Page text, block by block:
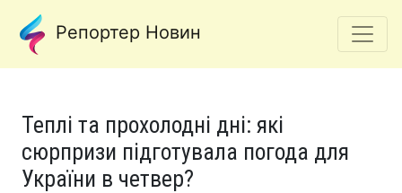
Репортер Новин
Теплі та прохолодні дні: які
сюрпризи підготувала погода для
України в четвер?